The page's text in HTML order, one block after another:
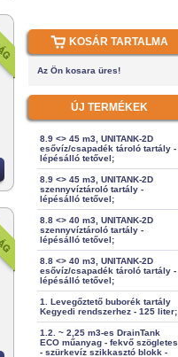
KOSÁR TARTALMA
Az Ön kosara üres!
ÚJ TERMÉKEK
8.9 <> 45 m3, UNITANK-2D
esővíz/csapadék tároló tartály -
lépésálló tetővel;
8.9 <> 45 m3, UNITANK-2D
szennyvíztároló tartály -
lépésálló tetővel;
8.8 <> 40 m3, UNITANK-2D
szennyvíztároló tartály -
lépésálló tetővel;
8.8 <> 40 m3, UNITANK-2D
esővíz/csapadék tároló tartály -
lépésálló tetővel;
1. Levegőztető buborék tartály
Kegyedi rendszerhez - 125 liter;
1.2. ~ 2,25 m3-es DrainTank
ECO műanyag - fekvő szögletes
- szürkevíz szikkasztó blokk -